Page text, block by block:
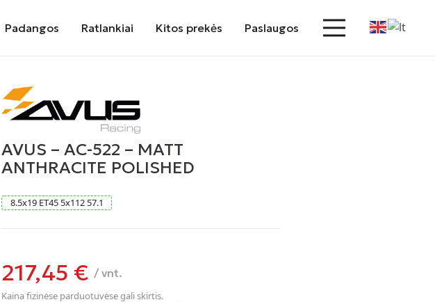
Padangos Ratlankiai Kitos prekės Paslaugos
AVUS – AC-522 – MATT
ANTHRACITE POLISHED
8.5x19 ET45 5x112 57.1
217,45 € / vnt.
Kaina fizinėse parduotuvėse gali skirtis.